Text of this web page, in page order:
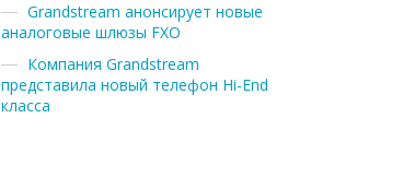
Grandstream анонсирует новые
аналоговые шлюзы FXO
Компания Grandstream
представила новый телефон Hi-End
класса